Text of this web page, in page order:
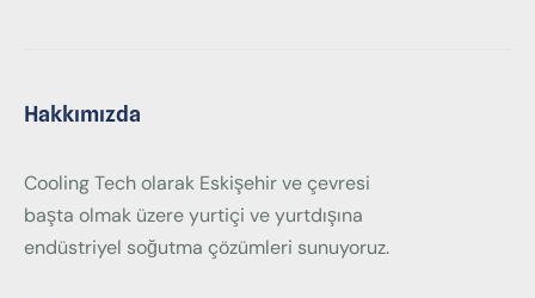
Hakkımızda
Cooling Tech olarak Eskişehir ve çevresi
başta olmak üzere yurtiçi ve yurtdışına
endüstriyel soğutma çözümleri sunuyoruz.